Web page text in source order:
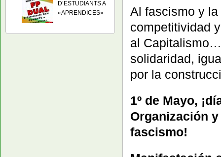
Al fascismo y
competitividad
al
solidaridad,
por la
1º de Mayo,
Organización
fascismo!
D’ESTUDIANTS A
«APRENDICES»